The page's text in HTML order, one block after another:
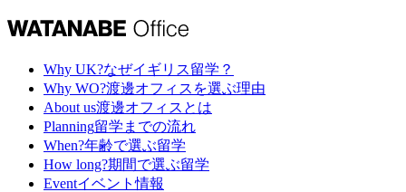
Why UK?なぜイギリス留学？
Why WO?渡邊オフィスを選ぶ理由
About us渡邊オフィスとは
Planning留学までの流れ
When?年齢で選ぶ留学
How long?期間で選ぶ留学
Eventイベント情報